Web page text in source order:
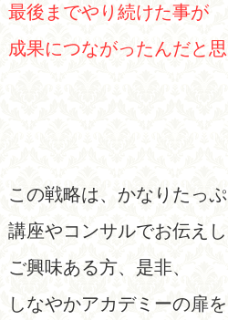
最後までやり続けた事が
成果につながったんだと思
この戦略は、かなりたっ
講座やコンサルでお伝え
ご興味ある方、是非、
しなやかアカデミーの扉を